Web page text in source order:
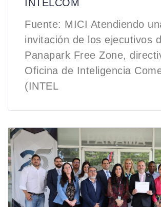
INTELCOM
Fuente: MICI Atendiendo
invitación de los ejecutivos
Panapark Free Zone,
Oficina de Inteligencia
(INTEL